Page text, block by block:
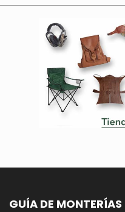
GUÍA DE MONTERÍAS